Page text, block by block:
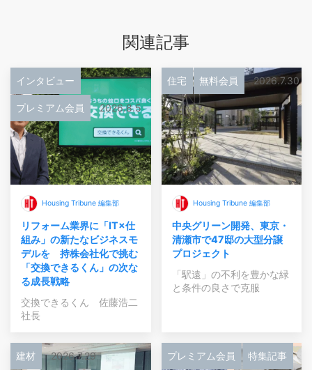
関連記事
インタビュー
プレミアム会員 2026.8.5
Housing Tribune 編集部
リフォーム業界に「IT×仕
組み」の新たなビジネスモ
デルを 持株会社化で挑む
「交換できるくん」の次な
る成長戦略
交換できるくん 佐藤浩二
社長
住宅 無料会員 2026.7.30
Housing Tribune 編集部
中央グリーン開発、東京・
清瀬市で47邸の大型分譲
プロジェクト
「駅遠」の不利を豊かな緑
と条件の良さで克服
建材 2026.7.29 プレミアム会員
特集記事